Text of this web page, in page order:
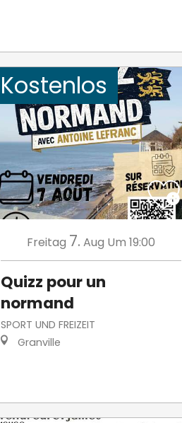
Kostenlos
Freitag 7. Aug Um 19:00
Quizz pour un
normand
SPORT UND FREIZEIT
Granville